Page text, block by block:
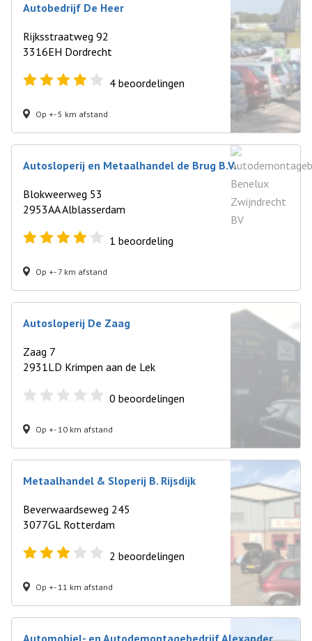
Autobedrijf De Heer
Rijksstraatweg 92
3316EH Dordrecht
4 beoordelingen
Op +- 5 km afstand
Autosloperij en Metaalhandel de Brug B.V.
Blokweerweg 53
2953AA Alblasserdam
1 beoordeling
Op +- 7 km afstand
Autosloperij De Zaag
Zaag 7
2931LD Krimpen aan de Lek
0 beoordelingen
Op +- 10 km afstand
Metaalhandel & Sloperij B. Rijsdijk
Beverwaardseweg 245
3077GL Rotterdam
2 beoordelingen
Op +- 11 km afstand
Automobiel- en Autodemontagebedrijf Alexander